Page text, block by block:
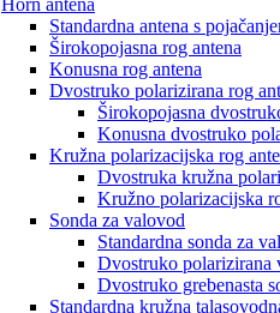
Horn antena
Standardna antena s
Širokopojasna rog antena
Konusna rog antena
Dvostruko polarizirana rog
Širokopojasna
Konusna dvostruko
Kružna polarizacijska rog
Dvostruka kružna
Kružno polarizacijska
Sonda za valovod
Standardna sonda za
Dvostruko polarizirana
Dvostruko grebenasta
Standardna kružna